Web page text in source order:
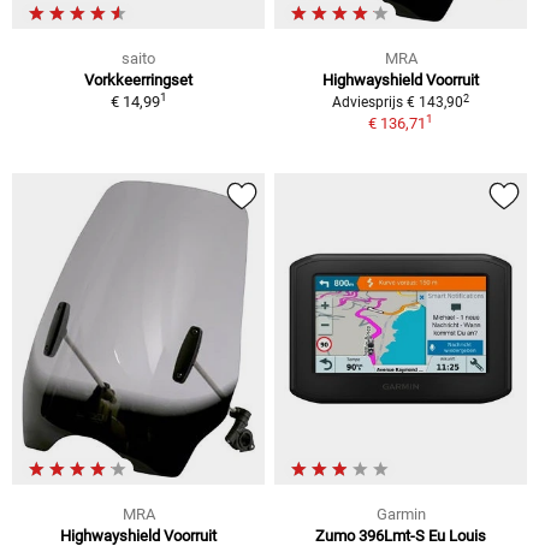
saito
Vorkkeerringset
€ 14,991
MRA
Highwayshield Voorruit
Adviesprijs € 143,902
€ 136,711
MRA
Highwayshield Voorruit
Garmin
Zumo 396Lmt-S Eu Louis